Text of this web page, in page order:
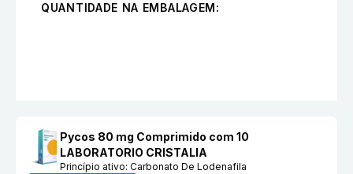
QUANTIDADE NA EMBALAGEM:
Pycos 80 mg Comprimido com 10
LABORATORIO CRISTALIA
Princípio ativo:Carbonato De Lodenafila